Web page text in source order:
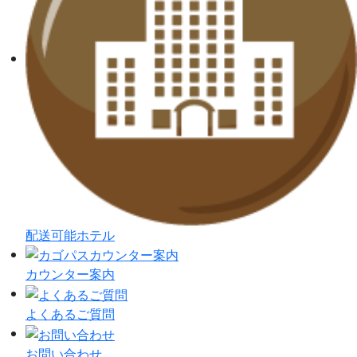
配送可能ホテル
カウンター案内
よくあるご質問